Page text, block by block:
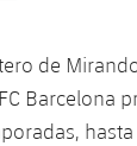
de
Barcelona